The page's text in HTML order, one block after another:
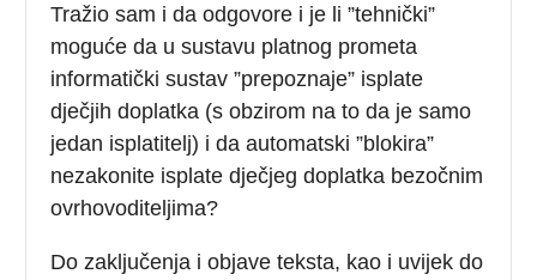
Tražio sam i da odgovore i je li ”tehnički”
moguće da u sustavu platnog prometa
informatički sustav ”prepoznaje” isplate
dječjih doplatka (s obzirom na to da je samo
jedan isplatitelj) i da automatski ”blokira”
nezakonite isplate dječjeg doplatka bezočnim
ovrhovoditeljima?
Do zaključenja i objave teksta, kao i uvijek do